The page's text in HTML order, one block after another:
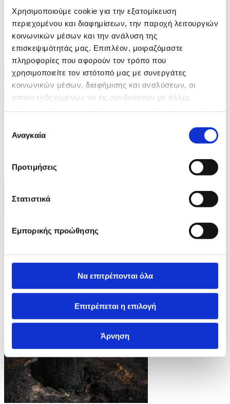
Χρησιμοποιούμε cookie για την εξατομίκευση
περιεχομένου και διαφημίσεων, την παροχή λειτουργιών
κοινωνικών μέσων και την ανάλυση της
επισκεψιμότητάς μας. Επιπλέον, μοιραζόμαστε
πληροφορίες που αφορούν τον τρόπο που
χρησιμοποιείτε τον ιστότοπό μας με συνεργάτες
κοινωνικών μέσων, διαφήμισης και αναλύσεων, οι
οποίοι ενδεχομένως να τις συνδυάσουν με άλλες
των υπηρεσιών τους.
συγκατάθεσης
Αναγκαία
Προτιμήσεις
Στατιστικά
Εμπορικής προώθησης
Να επιτρέπονται όλα
Επιτρέπεται η επιλογή
Άρνηση
Η Ιαπωνία μία μέρα μετά το σεισμό
ID: 10676334
30/07/2026 13:36
ID: 10676328
9 Φωτογραφίες
Μαίνονται οι πυρκαγιές στην Ισπανία
ID: 10676320